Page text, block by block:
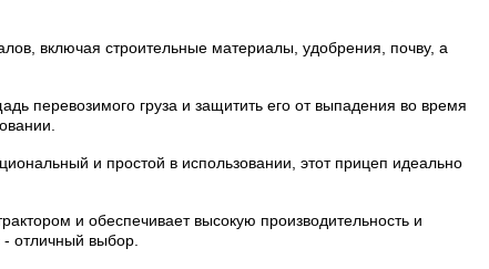
включая строительные материалы, удобрения, почву, а
перевозимого груза и защитить его от выпадения во время
и простой в использовании, этот прицеп идеально
и обеспечивает высокую производительность и
- отличный выбор.